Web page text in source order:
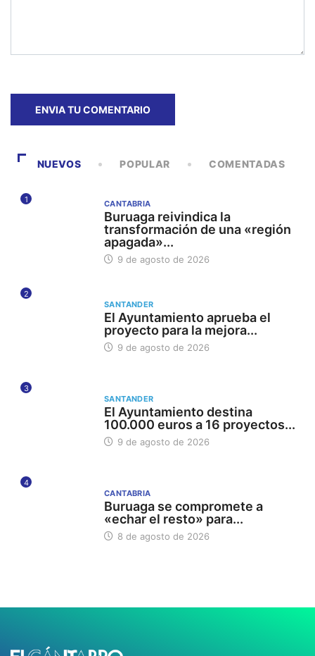
NUEVOS POPULAR COMENTADAS
1 CANTABRIA
Buruaga reivindica la
transformación de una «región
apagada»...
9 de agosto de 2026
2
SANTANDER
El Ayuntamiento aprueba el
proyecto para la mejora...
9 de agosto de 2026
3
SANTANDER
El Ayuntamiento destina
100.000 euros a 16 proyectos...
9 de agosto de 2026
4
CANTABRIA
Buruaga se compromete a
«echar el resto» para...
8 de agosto de 2026